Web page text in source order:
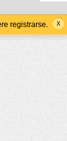
registrarse.